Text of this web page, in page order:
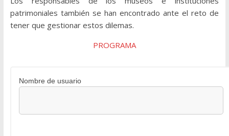
patrimoniales también se han encontrado ante el reto de
tener que gestionar estos dilemas.
PROGRAMA
Nombre de usuario